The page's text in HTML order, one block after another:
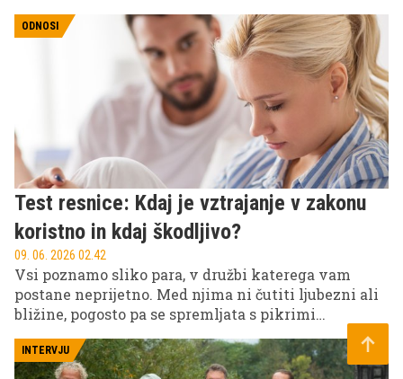
ODNOSI
Test resnice: Kdaj je vztrajanje v zakonu
koristno in kdaj škodljivo?
09. 06. 2026 02.42
Vsi poznamo sliko para, v družbi katerega vam
postane neprijetno. Med njima ni čutiti ljubezni ali
bližine, pogosto pa se spremljata s pikrimi
lahko sprašujete: "Zakaj sta sploh še skupaj?". In
čeprav je morda rešitev na prvo žogo zelo preprosta
INTERVJU